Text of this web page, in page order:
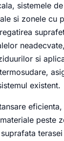
sistemele
si zonele cu
si
existent.
peste